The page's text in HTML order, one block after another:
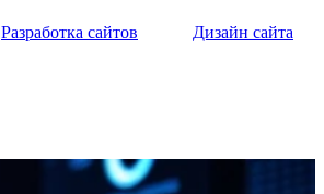
Разработка сайтов Дизайн сайта